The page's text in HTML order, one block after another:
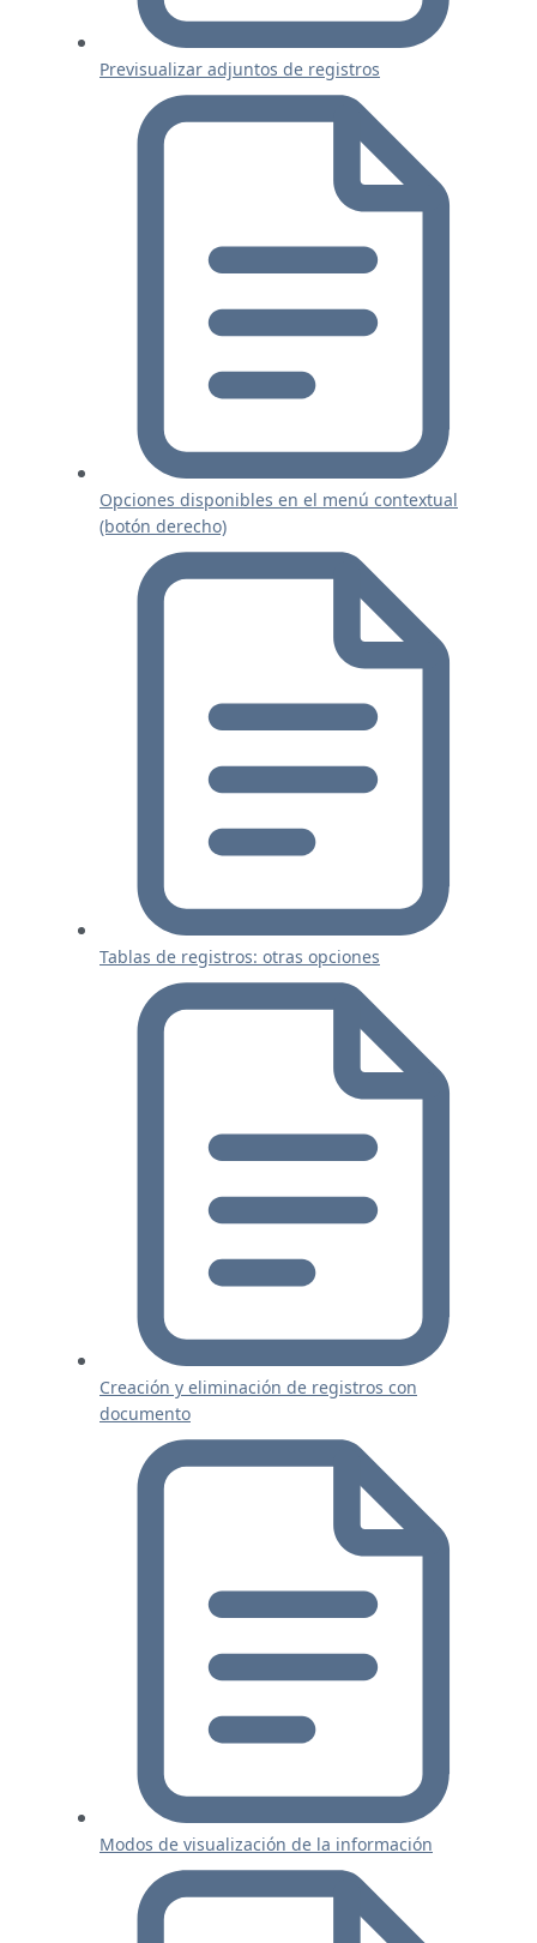
Previsualizar adjuntos de registros
Opciones disponibles en el menú contextual
(botón derecho)
Tablas de registros: otras opciones
Creación y eliminación de registros con
documento
Modos de visualización de la información